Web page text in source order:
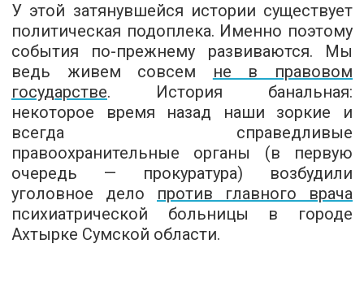
У этой затянувшейся истории существует
политическая подоплека. Именно поэтому
события по-прежнему развиваются. Мы
ведь живем совсем не в правовом
государстве. История банальная:
некоторое время назад наши зоркие и
всегда справедливые
правоохранительные органы (в первую
очередь — прокуратура) возбудили
уголовное дело против главного врача
психиатрической больницы в городе
Ахтырке Сумской области.